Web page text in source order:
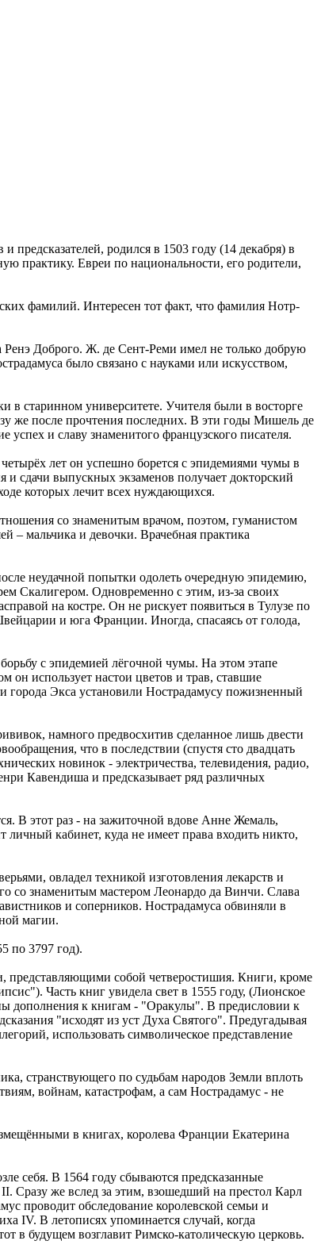
родился в 1503 году (14 декабря) в
практику. Евреи по национальности, его родители,
фамилий. Интересен тот факт, что фамилия Нотр-
Ренэ Доброго. Ж. де Сент-Реми имел не только добрую
было связано с науками или искусством,
в старинном университете. Учителя были в восторге
же после прочтения последних. В эти годы Мишель де
и славу знаменитого французского писателя.
лет он успешно борется с эпидемиями чумы в
и сдачи выпускных экзаменов получает докторский
которых лечит всех нуждающихся.
со знаменитым врачом, поэтом, гуманистом
– мальчика и девочки. Врачебная практика
неудачной попытки одолеть очередную эпидемию,
Скалигером. Одновременно с этим, из-за своих
на костре. Он не рискует появиться в Тулузе по
и юга Франции. Иногда, спасаясь от голода,
с эпидемией лёгочной чумы. На этом этапе
он использует настои цветов и трав, ставшие
города Экса установили Нострадамусу пожизненный
намного предвосхитив сделанное лишь двести
что в последствии (спустя сто двадцать
новинок - электричества, телевидения, радио,
Кавендиша и предсказывает ряд различных
В этот раз - на зажиточной вдове Анне Жемаль,
кабинет, куда не имеет права входить никто,
овладел техникой изготовления лекарств и
со знаменитым мастером Леонардо да Винчи. Слава
и соперников. Нострадамуса обвиняли в
магии.
по 3797 год).
представляющими собой четверостишия. Книги, кроме
Часть книг увидела свет в 1555 году, (Лионское
дополнения к книгам - "Оракулы". В предисловии к
"исходят из уст Духа Святого". Предугадывая
использовать символическое представление
странствующего по судьбам народов Земли вплоть
войнам, катастрофам, а сам Нострадамус - не
в книгах, королева Франции Екатерина
себя. В 1564 году сбываются предсказанные
Сразу же вслед за этим, взошедший на престол Карл
проводит обследование королевской семьи и
IV. В летописях упоминается случай, когда
в будущем возглавит Римско-католическую церковь.